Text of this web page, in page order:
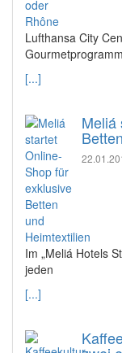
Lufthansa City
[...]
Meliá
Im „Meliá Hotels
jeden
[...]